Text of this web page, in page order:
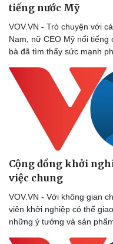
Văn hóa
tiếng nước Mỹ
VOV.VN - Trò chuyện với
Nam, nữ CEO Mỹ nổi
bà đã tìm thấy sức mạnh
Cộng đồng khởi
việc chung
VOV.VN - Với không gian
viên khởi nghiệp có thể
những ý tưởng và sản